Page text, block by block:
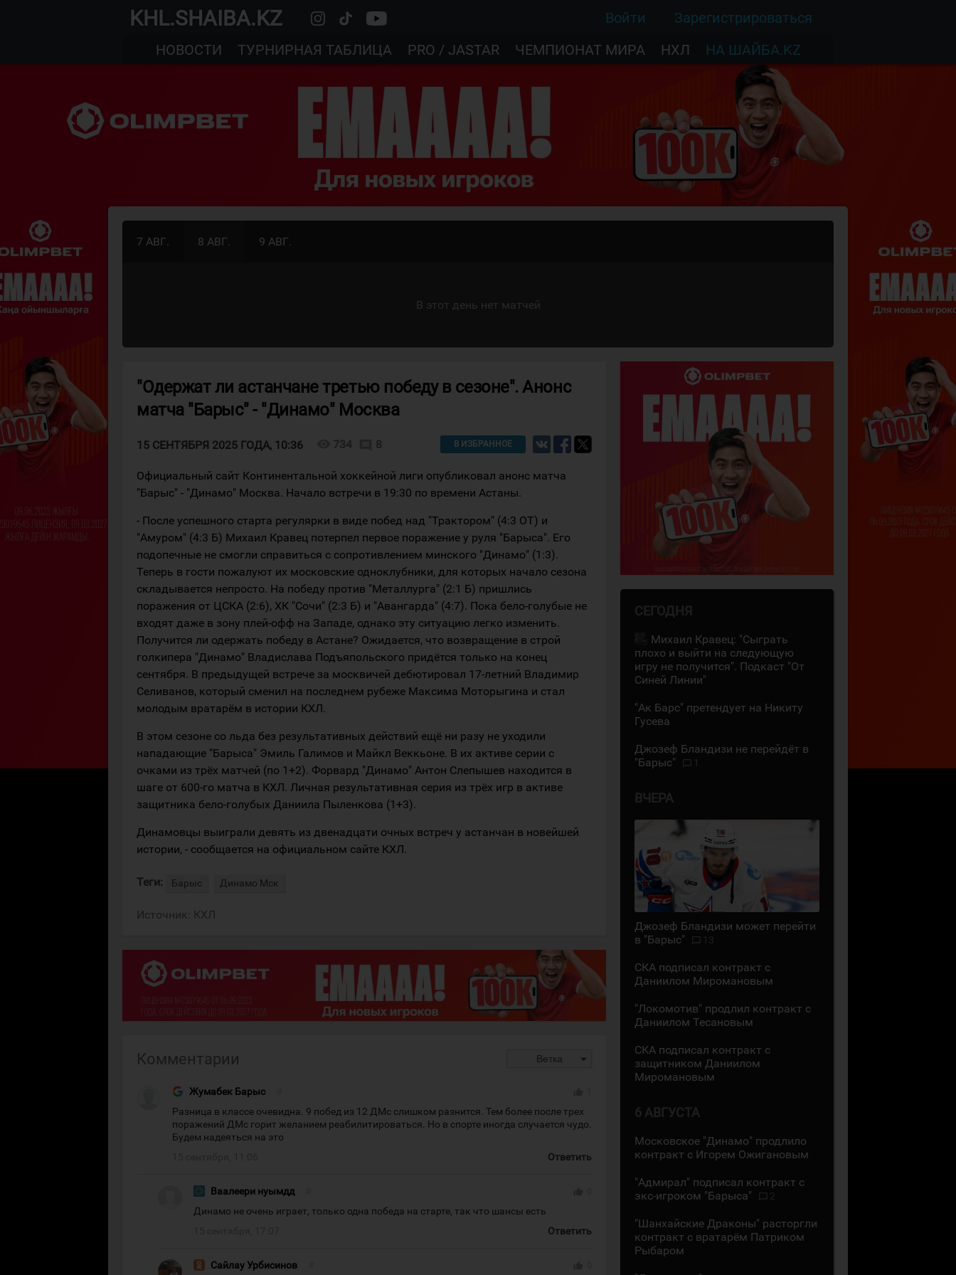
KHL.SHAIBA.KZ Войти
Зарегистрироваться
НОВОСТИ
ТУРНИРНАЯ ТАБЛИЦА PRO / JASTAR ЧЕМПИОНАТ МИРА НХЛ НА ШАЙБА.KZ
7 АВГ. 8 АВГ. 9 АВГ.
В этот день нет матчей
"Одержат ли астанчане третью победу в сезоне". Анонс
матча "Барыс" - "Динамо" Москва
15 СЕНТЯБРЯ 2025 ГОДА, 10:36 734 8 В ИЗБРАННОЕ
Официальный сайт Континентальной хоккейной лиги опубликовал анонс матча
"Барыс" - "Динамо" Москва. Начало встречи в 19:30 по времени Астаны.
- После успешного старта регулярки в виде побед над "Трактором" (4:3 ОТ) и
"Амуром" (4:3 Б) Михаил Кравец потерпел первое поражение у руля "Барыса". Его
подопечные не смогли справиться с сопротивлением минского "Динамо" (1:3).
Теперь в гости пожалуют их московские одноклубники, для которых начало сезона
складывается непросто. На победу против "Металлурга" (2:1 Б) пришлись
поражения от ЦСКА (2:6), ХК "Сочи" (2:3 Б) и "Авангарда" (4:7). Пока бело-голубые не
входят даже в зону плей-офф на Западе, однако эту ситуацию легко изменить.
Получится ли одержать победу в Астане? Ожидается, что возвращение в строй
голкипера "Динамо" Владислава Подъяпольского придётся только на конец
сентября. В предыдущей встрече за москвичей дебютировал 17-летний Владимир
Селиванов, который сменил на последнем рубеже Максима Моторыгина и стал
молодым вратарём в истории КХЛ.
В этом сезоне со льда без результативных действий ещё ни разу не уходили
нападающие "Барыса" Эмиль Галимов и Майкл Веккьоне. В их активе серии с
очками из трёх матчей (по 1+2). Форвард "Динамо" Антон Слепышев находится в
шаге от 600-го матча в КХЛ. Личная результативная серия из трёх игр в активе
защитника бело-голубых Даниила Пыленкова (1+3).
Динамовцы выиграли девять из двенадцати очных встреч у астанчан в новейшей
истории, - сообщается на официальном сайте КХЛ.
Теги: Барыс Динамо Мск
Источник: КХЛ
Комментарии Ветка arrow_drop_down
Жумабек Барыс
Разница в классе очевидна. 9 побед из 12 ДМс слишком разнится. Тем более после трех
поражений ДМс горит желанием реабилитироваться. Но в спорте иногда случается чудо.
Будем надеяться на это
Ответить
Ваалеери нуымдд
Динамо не очень играет, только одна победа на старте, так что шансы есть
Ответить
Сайлау Урбисинов
СЕГОДНЯ
Михаил Кравец: "Сыграть
плохо и выйти на следующую
игру не получится". Подкаст "От
Синей Линии"
"Ак Барс" претендует на Никиту
Гусева
Джозеф Бландизи не перейдёт в
"Барыс"
ВЧЕРА
Джозеф Бландизи может перейти
в "Барыс"
13
СКА подписал контракт с
Даниилом Миромановым
"Локомотив" продлил контракт с
Даниилом Тесановым
СКА подписал контракт с
защитником Даниилом
Миромановым
6 АВГУСТА
Московское "Динамо" продлило
контракт с Игорем Ожигановым
"Адмирал" подписал контракт с
экс-игроком "Барыса"
"Шанхайские Драконы" расторгли
контракт с вратарём Патриком
Рыбаром